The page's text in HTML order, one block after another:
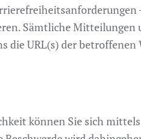
Sämtliche Mitteilungen
die URL(s) der
können Sie sich